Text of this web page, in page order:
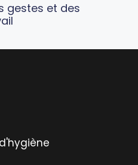
gestes et des